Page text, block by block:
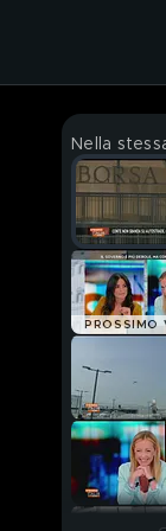
Nella
PROSSIMO